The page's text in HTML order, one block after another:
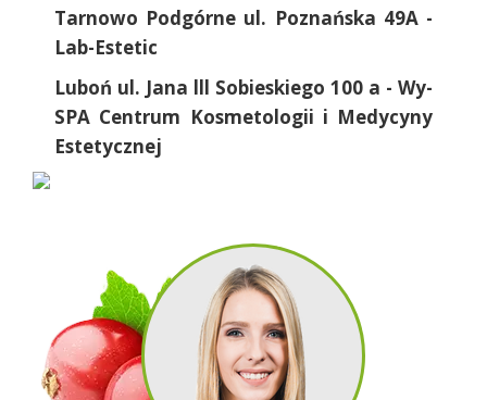
Tarnowo Podgórne ul. Poznańska 49A -
Lab-Estetic
Luboń ul. Jana lll Sobieskiego 100 a - Wy-
SPA Centrum Kosmetologii i Medycyny
Estetycznej